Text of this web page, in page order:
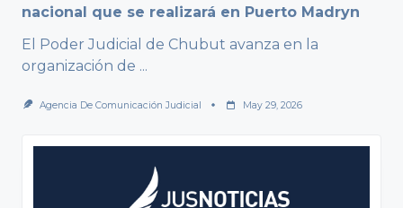
nacional que se realizará en Puerto Madryn
El Poder Judicial de Chubut avanza en la
organización de ...
Agencia De Comunicación Judicial May 29, 2026